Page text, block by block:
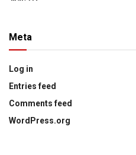
Meta
Log in
Entries feed
Comments feed
WordPress.org